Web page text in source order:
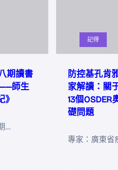
期讀書
師生
…
記得
防控基孔肯
家解讀：關
13個OSDER
礎問題
專家：廣東省